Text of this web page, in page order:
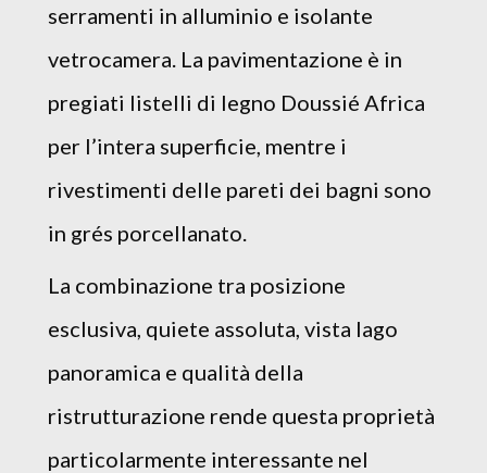
serramenti in alluminio e isolante
vetrocamera. La pavimentazione è in
pregiati listelli di legno Doussié Africa
per l’intera superficie, mentre i
rivestimenti delle pareti dei bagni sono
in grés porcellanato.
La combinazione tra posizione
esclusiva, quiete assoluta, vista lago
panoramica e qualità della
ristrutturazione rende questa proprietà
particolarmente interessante nel